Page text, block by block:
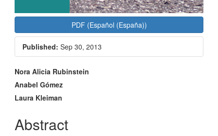
PDF (Español (España))
Published: Sep 30, 2013
Main
Article
Content
Nora Alicia Rubinstein
Anabel Gómez
Laura Kleiman
Abstract